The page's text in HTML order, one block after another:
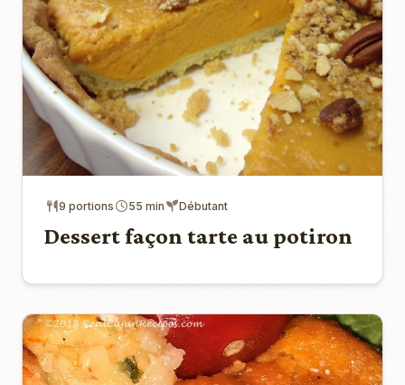
9 portions 55 min Débutant
Dessert façon tarte au potiron